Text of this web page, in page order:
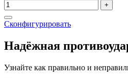
+
Сконфигурировать
Надёжная
Узнайте как правильно и